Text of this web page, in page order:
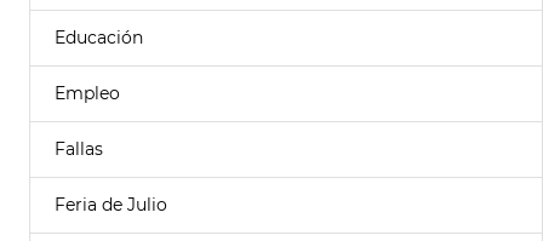
Educación
Empleo
Fallas
Feria de Julio